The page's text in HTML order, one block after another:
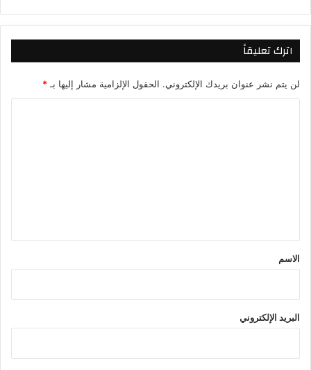
اترك تعليقاً
لن يتم نشر عنوان بريدك الإلكتروني. الحقول الإلزامية مشار إليها بـ *
*
الاسم
البريد الإلكتروني